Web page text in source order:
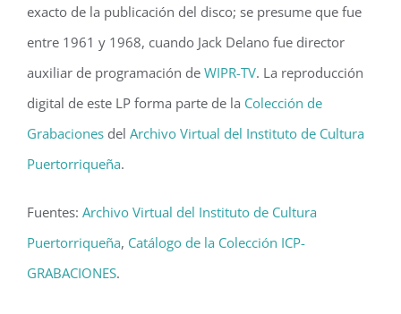
exacto de la publicación del disco; se presume que fue
entre 1961 y 1968, cuando Jack Delano fue director
auxiliar de programación de WIPR-TV. La reproducción
digital de este LP forma parte de la Colección de
Grabaciones del Archivo Virtual del Instituto de Cultura
Puertorriqueña.
Fuentes: Archivo Virtual del Instituto de Cultura
Puertorriqueña, Catálogo de la Colección ICP-
GRABACIONES.